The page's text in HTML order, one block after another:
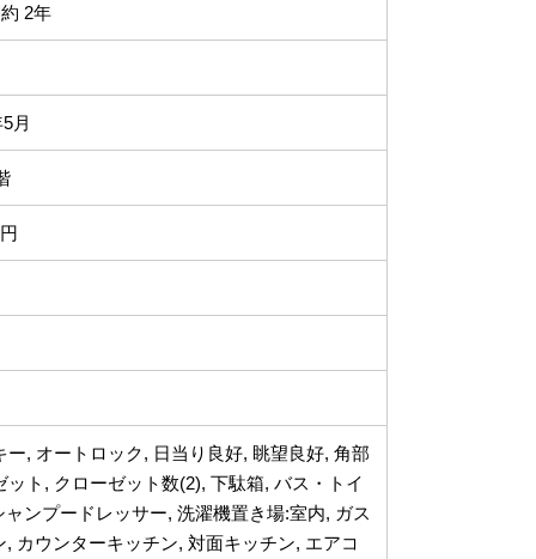
2年
月
, オートロック, 日当り良好, 眺望良好, 角部
ト, クローゼット数(2), 下駄箱, バス・トイ
ンプードレッサー, 洗濯機置き場:室内, ガス
カウンターキッチン, 対面キッチン, エアコ